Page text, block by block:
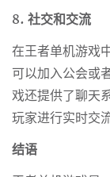
8. 社交和交流
在王者单机游戏
可以加入公会或
戏还提供了聊天
玩家进行实时交
结语